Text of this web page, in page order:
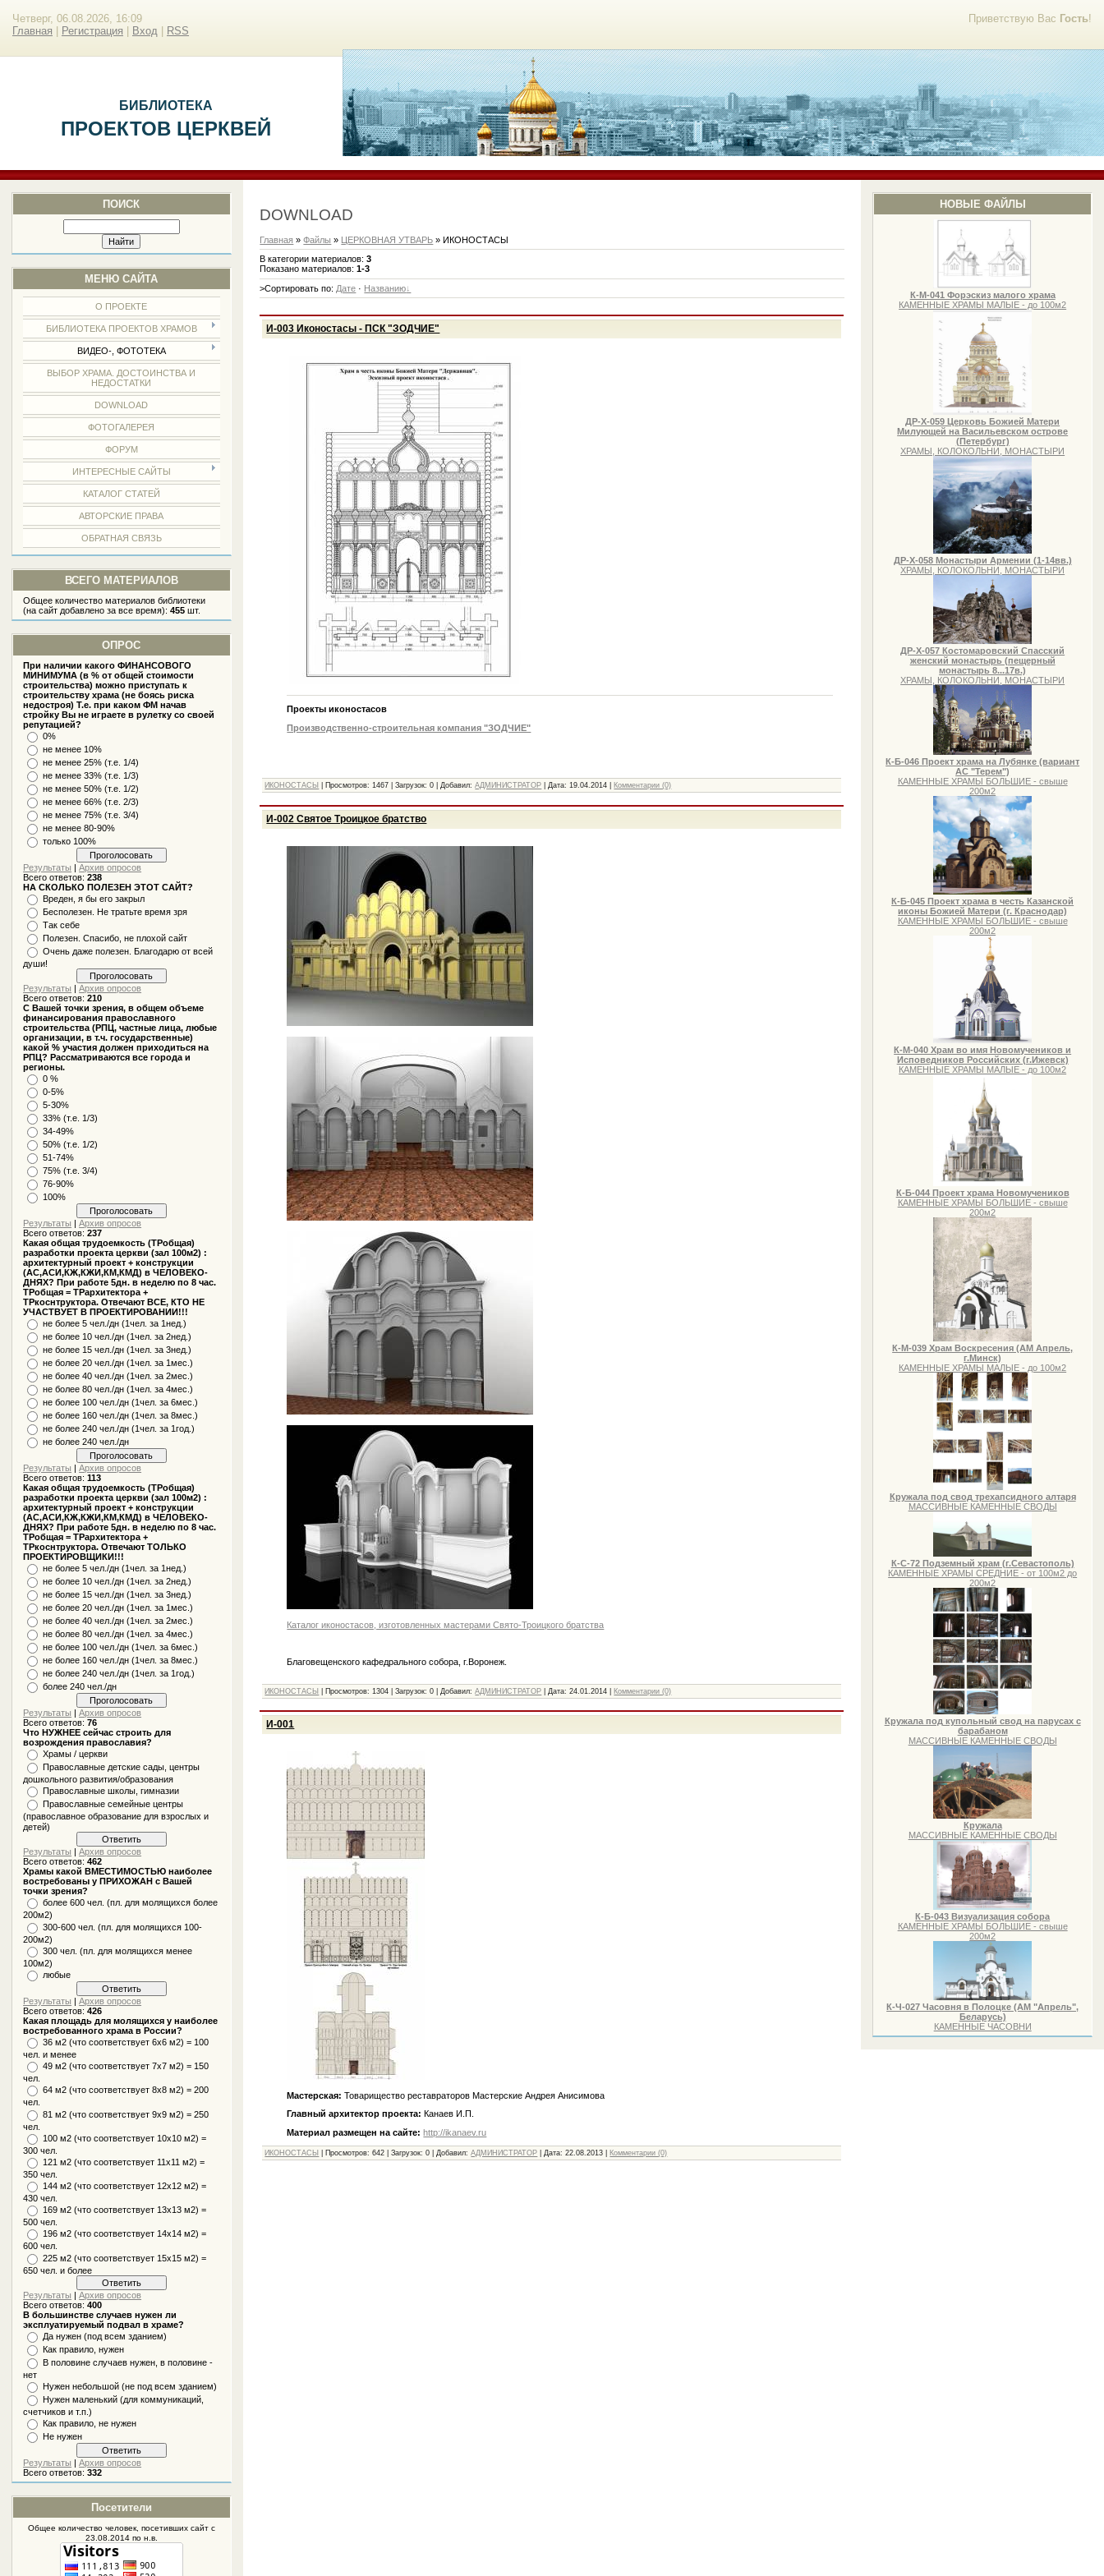
Приветствую Вас Гость!
Четверг, 06.08.2026, 16:09
Главная
Регистрация Вход RSS
БИБЛИОТЕКА
ПРОЕКТОВ ЦЕРКВЕЙ
ПОИСК
МЕНЮ САЙТА
О ПРОЕКТЕ
БИБЛИОТЕКА ПРОЕКТОВ ХРАМОВ
ВИДЕО-, ФОТОТЕКА
ВЫБОР ХРАМА. ДОСТОИНСТВА И
НЕДОСТАТКИ
DOWNLOAD
ФОТОГАЛЕРЕЯ
ФОРУМ
ИНТЕРЕСНЫЕ САЙТЫ
КАТАЛОГ СТАТЕЙ
АВТОРСКИЕ ПРАВА
ОБРАТНАЯ СВЯЗЬ
ВСЕГО МАТЕРИАЛОВ
Общее количество материалов библиотеки
(на сайт добавлено за все время):455 шт.
ОПРОС
При наличии какого ФИНАНСОВОГО
МИНИМУМА (в % от общей стоимости
строительства) можно приступать к
строительству храма (не боясь риска
недостроя) Т.е. при каком ФМ начав
стройку Вы не играете в рулетку со своей
репутацией?
0%
не менее 10%
не менее 25% (т.е. 1/4)
не менее 33% (т.е. 1/3)
не менее 50% (т.е. 1/2)
не менее 66% (т.е. 2/3)
не менее 75% (т.е. 3/4)
не менее 80-90%
только 100%
Результаты |Архив опросов
Всего ответов:238
НА СКОЛЬКО ПОЛЕЗЕН ЭТОТ САЙТ?
Вреден, я бы его закрыл
Бесполезен. Не тратьте время зря
Так себе
Полезен. Спасибо, не плохой сайт
Очень даже полезен. Благодарю от всей
души!
Результаты |Архив опросов
Всего ответов:210
С Вашей точки зрения, в общем объеме
финансирования православного
строительства (РПЦ, частные лица, любые
организации, в т.ч. государственные)
какой % участия должен приходиться на
РПЦ? Рассматриваются все города и
регионы.
0 %
0-5%
5-30%
33% (т.е. 1/3)
34-49%
50% (т.е. 1/2)
51-74%
75% (т.е. 3/4)
76-90%
100%
Результаты |Архив опросов
Всего ответов:237
Какая общая трудоемкость (ТРобщая)
разработки проекта церкви (зал 100м2) :
архитектурный проект + конструкции
(АС,АСИ,КЖ,КЖИ,КМ,КМД) в ЧЕЛОВЕКО-
ДНЯХ? При работе 5дн. в неделю по 8 час.
ТРобщая = ТРархитектора +
ТРкоснтруктора. Отвечают ВСЕ, КТО НЕ
УЧАСТВУЕТ В ПРОЕКТИРОВАНИИ!!!
не более 5 чел./дн (1чел. за 1нед.)
не более 10 чел./дн (1чел. за 2нед.)
не более 15 чел./дн (1чел. за 3нед.)
не более 20 чел./дн (1чел. за 1мес.)
не более 40 чел./дн (1чел. за 2мес.)
не более 80 чел./дн (1чел. за 4мес.)
не более 100 чел./дн (1чел. за 6мес.)
не более 160 чел./дн (1чел. за 8мес.)
не более 240 чел./дн (1чел. за 1год.)
не более 240 чел./дн
Результаты |Архив опросов
Всего ответов:113
Какая общая трудоемкость (ТРобщая)
разработки проекта церкви (зал 100м2) :
архитектурный проект + конструкции
(АС,АСИ,КЖ,КЖИ,КМ,КМД) в ЧЕЛОВЕКО-
ДНЯХ? При работе 5дн. в неделю по 8 час.
ТРобщая = ТРархитектора +
ТРкоснтруктора. Отвечают ТОЛЬКО
ПРОЕКТИРОВЩИКИ!!!
не более 5 чел./дн (1чел. за 1нед.)
не более 10 чел./дн (1чел. за 2нед.)
не более 15 чел./дн (1чел. за 3нед.)
не более 20 чел./дн (1чел. за 1мес.)
не более 40 чел./дн (1чел. за 2мес.)
не более 80 чел./дн (1чел. за 4мес.)
не более 100 чел./дн (1чел. за 6мес.)
не более 160 чел./дн (1чел. за 8мес.)
не более 240 чел./дн (1чел. за 1год.)
более 240 чел./дн
Результаты |Архив опросов
Всего ответов:76
Что НУЖНЕЕ сейчас строить для
возрождения православия?
Храмы / церкви
Православные детские сады, центры
дошкольного развития/образования
Православные школы, гимназии
Православные семейные центры
(православное образование для взрослых и
детей)
Результаты |Архив опросов
Всего ответов:462
Храмы какой ВМЕСТИМОСТЬЮ наиболее
востребованы у ПРИХОЖАН с Вашей
точки зрения?
более 600 чел. (пл. для молящихся более
200м2)
300-600 чел. (пл. для молящихся 100-
200м2)
300 чел. (пл. для молящихся менее
100м2)
любые
Результаты |Архив опросов
Всего ответов:426
Какая площадь для молящихся у наиболее
востребованного храма в России?
36 м2 (что соответствует 6x6 м2) = 100
чел. и менее
49 м2 (что соответствует 7x7 м2) = 150
чел.
64 м2 (что соответствует 8x8 м2) = 200
чел.
81 м2 (что соответствует 9х9 м2) = 250
чел.
100 м2 (что соответствует 10x10 м2) =
300 чел.
121 м2 (что соответствует 11х11 м2) =
350 чел.
144 м2 (что соответствует 12х12 м2) =
430 чел.
169 м2 (что соответствует 13х13 м2) =
500 чел.
196 м2 (что соответствует 14х14 м2) =
600 чел.
225 м2 (что соответствует 15х15 м2) =
650 чел. и более
Результаты |Архив опросов
Всего ответов:400
В большинстве случаев нужен ли
эксплуатируемый подвал в храме?
Да нужен (под всем зданием)
Как правило, нужен
В половине случаев нужен, в половине -
нет
Нужен небольшой (не под всем зданием)
Нужен маленький (для коммуникаций,
счетчиков и т.п.)
Как правило, не нужен
Не нужен
Результаты |Архив опросов
Всего ответов:332
Посетители
Общее количество человек, посетивших сайт с
23.08.2014 по н.в.
НОВЫЕ ФАЙЛЫ
К-М-041 Форэскиз малого храма
КАМЕННЫЕ ХРАМЫ МАЛЫЕ - до 100м2
ДР-Х-059 Церковь Божией Матери
Милующей на Васильевском острове
(Петербург)
ХРАМЫ, КОЛОКОЛЬНИ, МОНАСТЫРИ
ДР-Х-058 Монастыри Армении (1-14вв.)
ХРАМЫ, КОЛОКОЛЬНИ, МОНАСТЫРИ
ДР-Х-057 Костомаровский Спасский
женский монастырь (пещерный
монастырь 8...17в.)
ХРАМЫ, КОЛОКОЛЬНИ, МОНАСТЫРИ
К-Б-046 Проект храма на Лубянке (вариант
АС "Терем")
КАМЕННЫЕ ХРАМЫ БОЛЬШИЕ - свыше
200м2
К-Б-045 Проект храма в честь Казанской
иконы Божией Матери (г. Краснодар)
КАМЕННЫЕ ХРАМЫ БОЛЬШИЕ - свыше
200м2
К-М-040 Храм во имя Новомучеников и
Исповедников Российских (г.Ижевск)
КАМЕННЫЕ ХРАМЫ МАЛЫЕ - до 100м2
К-Б-044 Проект храма Новомучеников
КАМЕННЫЕ ХРАМЫ БОЛЬШИЕ - свыше
200м2
К-М-039 Храм Воскресения (АМ Апрель,
г.Минск)
КАМЕННЫЕ ХРАМЫ МАЛЫЕ - до 100м2
Кружала под свод трехапсидного алтаря
МАССИВНЫЕ КАМЕННЫЕ СВОДЫ
К-С-72 Подземный храм (г.Севастополь)
КАМЕННЫЕ ХРАМЫ СРЕДНИЕ - от 100м2 до
200м2
Кружала под купольный свод на парусах с
барабаном
МАССИВНЫЕ КАМЕННЫЕ СВОДЫ
Кружала
МАССИВНЫЕ КАМЕННЫЕ СВОДЫ
К-Б-043 Визуализация собора
КАМЕННЫЕ ХРАМЫ БОЛЬШИЕ - свыше
200м2
К-Ч-027 Часовня в Полоцке (АМ "Апрель",
Беларусь)
КАМЕННЫЕ ЧАСОВНИ
DOWNLOAD
Главная »Файлы » ЦЕРКОВНАЯ УТВАРЬ » ИКОНОСТАСЫ
В категории материалов:3
Показано материалов:1-3
>Сортировать по: Дате · Названию
И-003 Иконостасы - ПСК "ЗОДЧИЕ"
Проекты иконостасов
Производственно-строительная компания "ЗОДЧИЕ"
ИКОНОСТАСЫ Просмотров: 1467 |Загрузок: 0 |Добавил: АДМИНИСТРАТОР |Дата: 19.04.2014 Комментарии (0)
И-002 Святое Троицкое братство
Каталог иконостасов, изготовленных мастерами Свято-Троицкого братства
Благовещенского кафедрального собора, г.Воронеж.
ИКОНОСТАСЫ Просмотров: 1304 |Загрузок: 0 Добавил: АДМИНИСТРАТОР Дата: 24.01.2014 Комментарии (0)
И-001
Мастерская:Товарищество реставраторов Мастерские Андрея Анисимова
Главный архитектор проекта: Канаев И.П.
Материал размещен на сайте: http://ikanaev.ru
ИКОНОСТАСЫ Просмотров: 642 |Загрузок: 0 Добавил: АДМИНИСТРАТОР Дата: 22.08.2013 Комментарии (0)